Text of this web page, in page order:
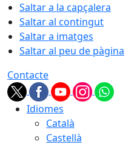
Saltar a la capçalera
Saltar al contingut
Saltar a imatges
Saltar al peu de pàgina
Contacte
Idiomes
Català
Castellà